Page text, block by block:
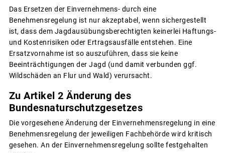
Das Ersetzen der Einvernehmens- durch eine
Benehmensregelung ist nur akzeptabel, wenn sichergestellt
ist, dass dem Jagdausübungsberechtigten keinerlei Haftungs-
und Kostenrisiken oder Ertragsausfälle entstehen. Eine
Ersatzvornahme ist so auszuführen, dass sie keine
Beeinträchtigungen der Jagd (und damit verbunden ggf.
Wildschäden an Flur und Wald) verursacht.
Zu Artikel 2 Änderung des
Bundesnaturschutzgesetzes
Die vorgesehene Änderung der Einvernehmensregelung in eine
Benehmensregelung der jeweiligen Fachbehörde wird kritisch
gesehen. An der Einvernehmensregelung sollte festgehalten